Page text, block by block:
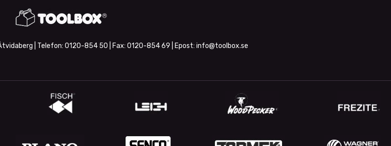
| Telefon: 0120-854 50 | Fax: 0120-854 69 | Epost: info@toolbox.se